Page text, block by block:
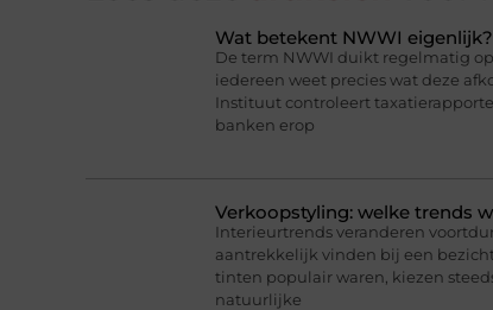
Wat betekent NWWI eigenlijk?
De term NWWI duikt regelmatig
iedereen weet precies wat deze
Instituut controleert
banken erop
Verkoopstyling: welke trends
Interieurtrends veranderen
aantrekkelijk vinden bij een
tinten populair waren, kiezen
natuurlijke